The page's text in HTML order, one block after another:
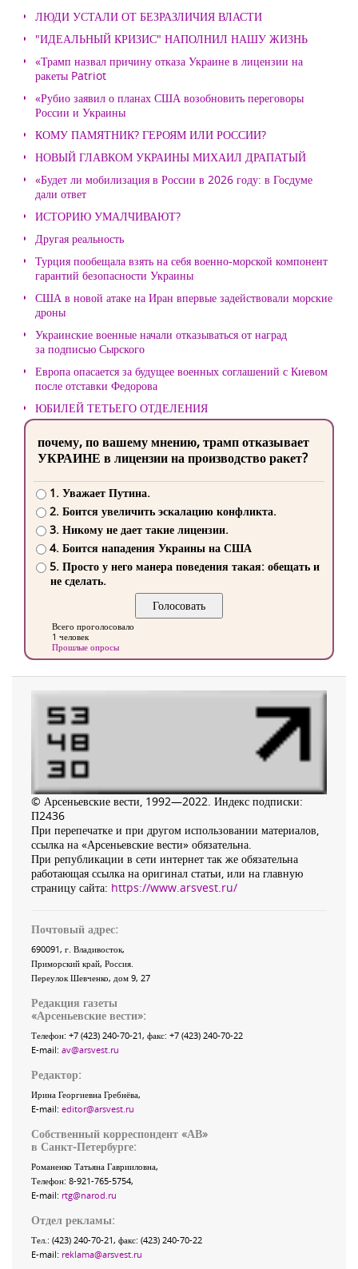
ЛЮДИ УСТАЛИ ОТ БЕЗРАЗЛИЧИЯ ВЛАСТИ
"ИДЕАЛЬНЫЙ КРИЗИС" НАПОЛНИЛ НАШУ ЖИЗНЬ
«Трамп назвал причину отказа Украине в лицензии на
ракеты Patriot
«Рубио заявил о планах США возобновить переговоры
России и Украины
КОМУ ПАМЯТНИК? ГЕРОЯМ ИЛИ РОССИИ?
НОВЫЙ ГЛАВКОМ УКРАИНЫ МИХАИЛ ДРАПАТЫЙ
«Будет ли мобилизация в России в 2026 году: в Госдуме
дали ответ
ИСТОРИЮ УМАЛЧИВАЮТ?
Другая реальность
Турция пообещала взять на себя военно-морской компонент
гарантий безопасности Украины
США в новой атаке на Иран впервые задействовали морские
дроны
Украинские военные начали отказываться от наград
за подписью Сырского
Европа опасается за будущее военных соглашений с Киевом
после отставки Федорова
ЮБИЛЕЙ ТЕТЬЕГО ОТДЕЛЕНИЯ
почему, по вашему мнению, трамп отказывает
УКРАИНЕ в лицензии на производство ракет?
1. Уважает Путина.
2. Боится увеличить эскалацию конфликта.
3. Никому не дает такие лицензии.
4. Боится нападения Украины на США
5. Просто у него манера поведения такая: обещать и
не сделать.
Всего проголосовало
1 человек
Прошлые опросы
© Арсеньевские вести, 1992—2022. Индекс подписки:
П2436
При перепечатке и при другом использовании материалов,
ссылка на «Арсеньевские вести» обязательна.
При републикации в сети интернет так же обязательна
работающая ссылка на оригинал статьи, или на главную
страницу сайта: https://www.arsvest.ru/
Почтовый адрес:
690091, г. Владивосток,
Приморский край, Россия
Переулок Шевченко, дом 9, 27
Редакция газеты
«Арсеньевские вести»:
Телефон: +7 (423) 240-70-21, факс: +7 (423) 240-70-22
E-mail: av@arsvest.ru
Редактор:
Ирина Георгиевна Гребнёва,
E-mail: editor@arsvest.ru
Собственный корреспондент «АВ»
в Санкт-Петербурге:
Романенко Татьяна Гаврииловна,
Телефон: 8-921-765-5754,
E-mail: rtg@narod.ru
Отдел рекламы:
Тел.: (423) 240-70-21, факс: (423) 240-70-22
E-mail: reklama@arsvest.ru